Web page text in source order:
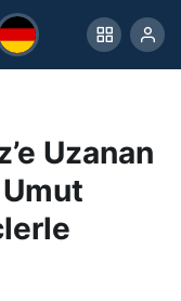
Uzanan
Yolculuğu: Dr.